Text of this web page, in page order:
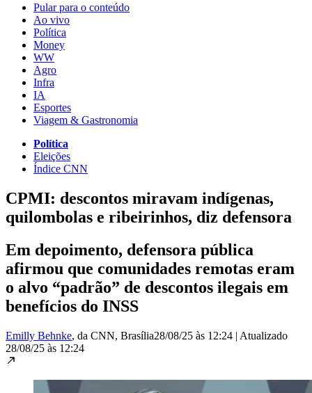
Pular para o conteúdo
Ao vivo
Política
Money
WW
Agro
Infra
IA
Esportes
Viagem & Gastronomia
Política
Eleições
Índice CNN
CPMI: descontos miravam indígenas,
quilombolas e ribeirinhos, diz defensora
Em depoimento, defensora pública
afirmou que comunidades remotas eram
o alvo “padrão” de descontos ilegais em
benefícios do INSS
Emilly Behnke, da CNN, Brasília28/08/25 às 12:24 | Atualizado
28/08/25 às 12:24